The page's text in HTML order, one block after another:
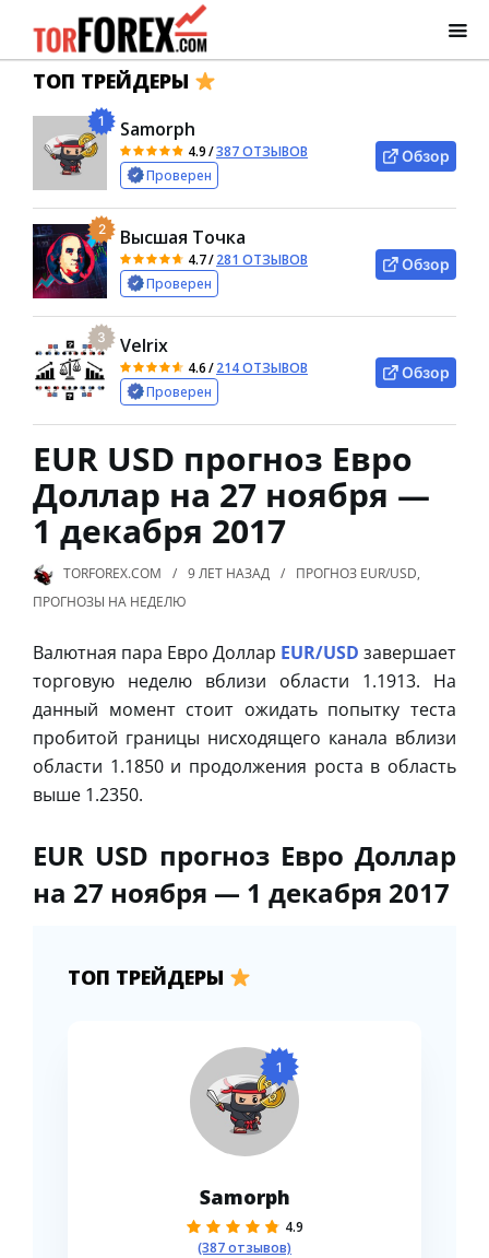
ТОП ТРЕЙДЕРЫ
1 Samorph
4.9/387 ОТЗЫВОВ
Проверен
Обзор
2 Высшая Точка
4.7/281 ОТЗЫВОВ
Проверен
Обзор
3 Velrix
4.6/214 ОТЗЫВОВ
Проверен
Обзор
EUR USD прогноз Евро
Доллар на 27 ноября —
1 декабря 2017
TORFOREX.COM 9 ЛЕТ НАЗАД ПРОГНОЗ EUR/USD,
ПРОГНОЗЫ НА НЕДЕЛЮ
Валютная пара Евро Доллар EUR/USD завершает
торговую неделю вблизи области 1.1913. На
данный момент стоит ожидать попытку теста
пробитой границы нисходящего канала вблизи
области 1.1850 и продолжения роста в область
выше 1.2350.
EUR USD прогноз Евро Доллар
на 27 ноября — 1 декабря 2017
ТОП ТРЕЙДЕРЫ
1
Samorph
4.9
(387 отзывов)